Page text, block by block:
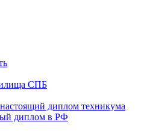
СПБ
диплом техникума
диплом в РФ